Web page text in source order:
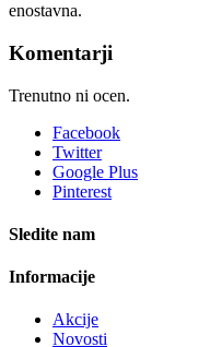
enostavna.
Komentarji
Trenutno ni ocen.
Facebook
Twitter
Google Plus
Pinterest
Sledite nam
Informacije
Akcije
Novosti